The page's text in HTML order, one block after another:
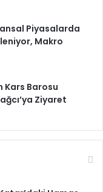
Piyasalarda
Makro
Kars Barosu
Ziyaret